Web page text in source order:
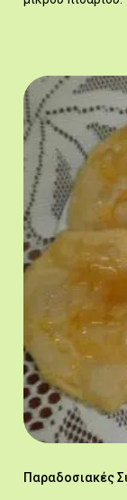
Παραδοσιακές